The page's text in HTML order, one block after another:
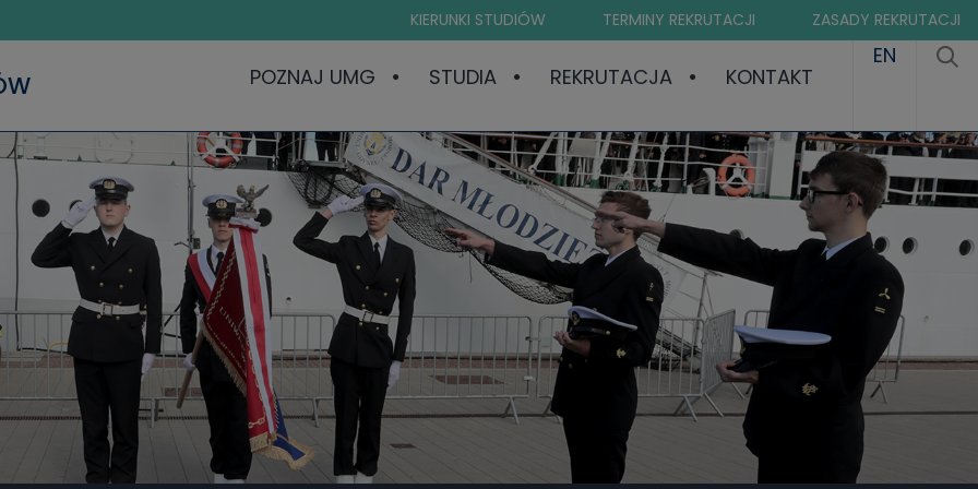
KIERUNKI STUDIÓW TERMINY REKRUTACJI ZASADY REKRUTACJI
POZNAJ UMG STUDIA REKRUTACJA KONTAKT
EN